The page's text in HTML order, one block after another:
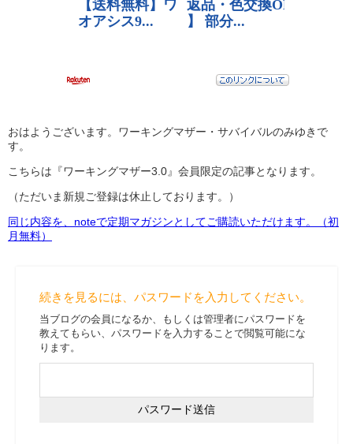
おはようございます。ワーキングマザー・サバイバルのみゆきで
す。
こちらは『ワーキングマザー3.0』会員限定の記事となります。
（ただいま新規ご登録は休止しております。）
同じ内容を、noteで定期マガジンとしてご購読いただけます。（初
月無料）
続きを見るには、パスワードを入力してください。
当ブログの会員になるか、もしくは管理者にパスワードを
教えてもらい、パスワードを入力することで閲覧可能にな
ります。